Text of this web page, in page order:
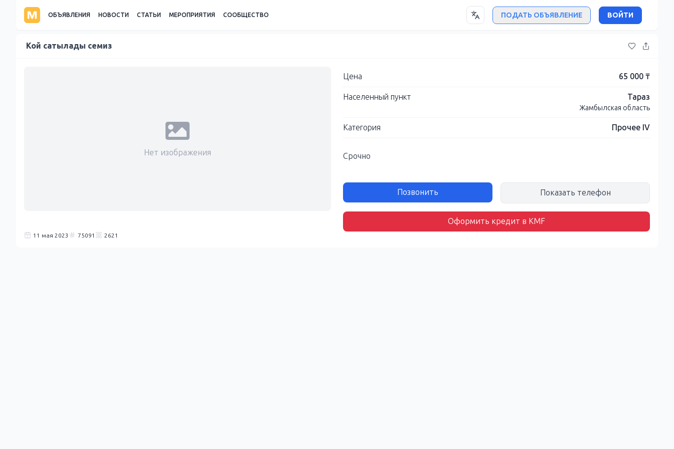
ОБЪЯВЛЕНИЯ НОВОСТИ СТАТЬИ МЕРОПРИЯТИЯ СООБЩЕСТВО ПОДАТЬ ОБЪЯВЛЕНИЕ ВОЙТИ
Кой сатылады семиз
Нет изображения
Цена 65 000 ₸
Населенный пункт Тараз
Жамбылская область
Категория Прочее IV
Срочно
Позвонить Показать телефон
Оформить кредит в KMF
11 мая 2023 75091 2621